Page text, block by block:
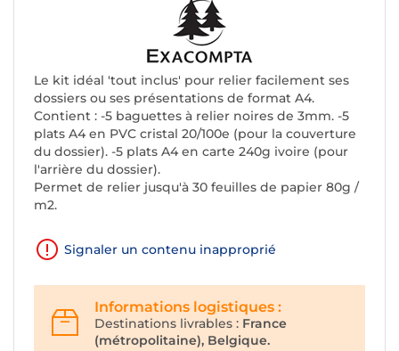
Le kit idéal 'tout inclus' pour relier facilement ses
dossiers ou ses présentations de format A4.
Contient : -5 baguettes à relier noires de 3mm. -5
plats A4 en PVC cristal 20/100e (pour la couverture
du dossier). -5 plats A4 en carte 240g ivoire (pour
l'arrière du dossier).
Permet de relier jusqu'à 30 feuilles de papier 80g /
m2.
Signaler un contenu inapproprié
Informations logistiques :
Destinations livrables : France
(métropolitaine), Belgique.